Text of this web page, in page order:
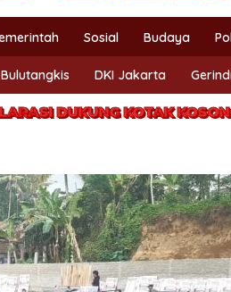
Sosial Budaya
Bulutangkis DKI Jakarta
DUKUNG KOTAK